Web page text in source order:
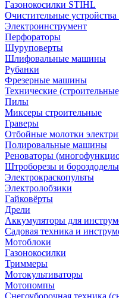
Газонокосилки STIHL
Очистительные
Электроинструмент
Перфораторы
Шуруповерты
Шлифовальные машины
Рубанки
Фрезерные машины
Технические
Пилы
Миксеры строительные
Граверы
Отбойные молотки
Полировальные машины
Реноваторы
Штроборезы и бороздоделы
Электрокраскопульты
Электролобзики
Гайковёрты
Дрели
Аккумуляторы для
Садовая техника и
Мотоблоки
Газонокосилки
Триммеры
Мотокультиваторы
Мотопомпы
Снегоуборочная техника